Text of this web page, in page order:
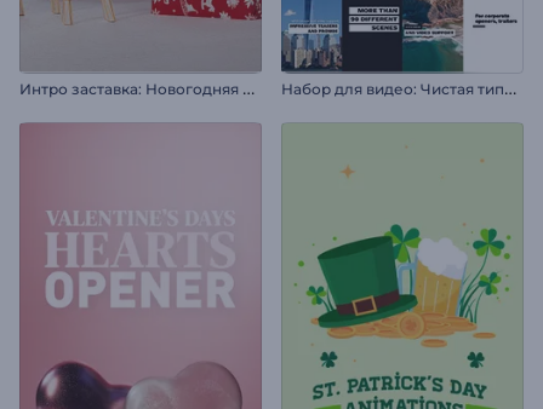
И
нтро заставка: Новогодняя атмосфера Н
абор для видео: Чистая типографика